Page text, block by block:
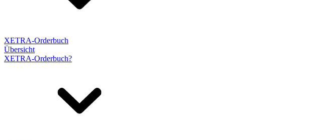
XETRA-Orderbuch
Übersicht
XETRA-Orderbuch?